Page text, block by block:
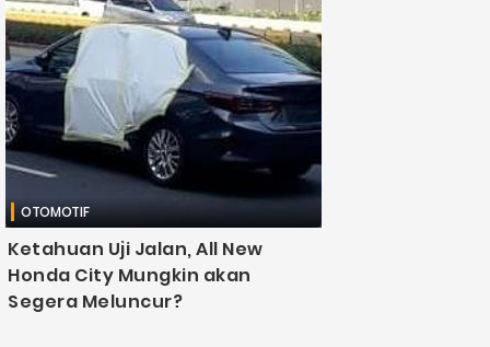
OTOMOTIF
Ketahuan Uji Jalan, All New
Honda City Mungkin akan
Segera Meluncur?